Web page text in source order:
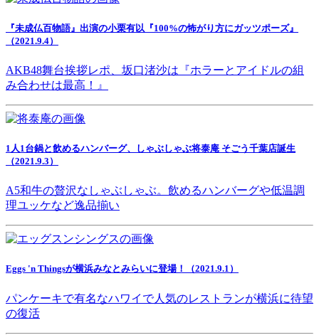
『未成仏百物語』出演の小栗有以『100%の怖がり方にガッツポーズ』
（2021.9.4）
AKB48舞台挨拶レポ、坂口渚沙は『ホラーとアイドルの組
み合わせは最高！』
1人1台鍋と飲めるハンバーグ、しゃぶしゃぶ将泰庵 そごう千葉店誕生
（2021.9.3）
A5和牛の贅沢なしゃぶしゃぶ。飲めるハンバーグや低温調
理ユッケなど逸品揃い
Eggs 'n Thingsが横浜みなとみらいに登場！（2021.9.1）
パンケーキで有名なハワイで人気のレストランが横浜に待望
の復活